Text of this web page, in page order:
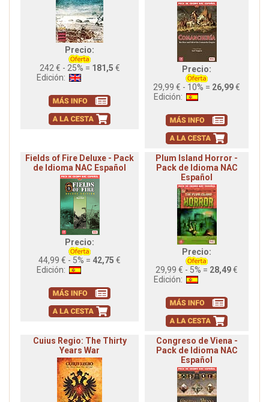
Precio:
242 € - 25% = 181,5 €
Edición:
Precio:
29,99 € - 10% = 26,99€
Edición:
Fields of Fire Deluxe - Pack
de Idioma NAC Español
Precio:
44,99 € - 5% = 42,75 €
Edición:
Plum Island Horror -
Pack de Idioma NAC
Español
Precio:
29,99 € - 5% = 28,49€
Edición:
Cuius Regio: The Thirty
Years War
Congreso de Viena -
Pack de Idioma NAC
Español